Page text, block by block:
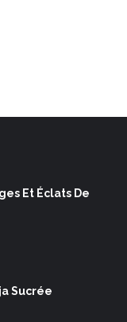
Et Éclats De
Sucrée